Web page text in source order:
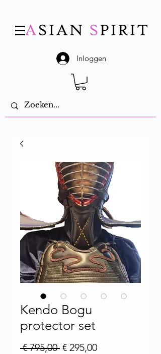
Inloggen
Kendo Bogu
protector set
€ 795,00 Normale prijs
€ 295,00Verkoopprijs